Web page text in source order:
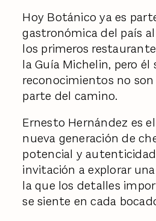
Hoy Botánico ya es
gastronómica del país
los primeros
la Guía Michelin, pero él
reconocimientos no
parte del camino.
Ernesto Hernández es
nueva generación de
potencial y
invitación a explorar
la que los detalles
se siente en cada